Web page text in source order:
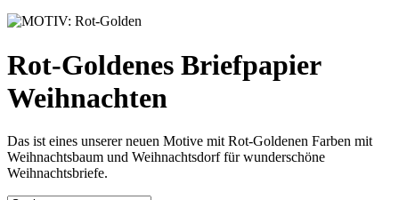
Rot-Goldenes Briefpapier
Weihnachten
Das ist eines unserer neuen Motive mit Rot-Goldenen Farben mit
Weihnachtsbaum und Weihnachtsdorf für wunderschöne
Weihnachtsbriefe.